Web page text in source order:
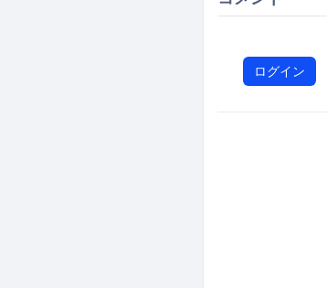
ログイン